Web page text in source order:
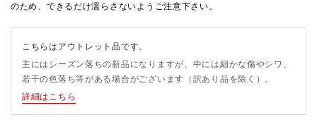
のため、できるだけ濡らさないようご注意下さい。
こちらはアウトレット品です。
主にはシーズン落ちの新品になりますが、中には細かな傷やシワ、
若干の色落ち等がある場合がございます（訳あり品を除く）。
詳細はこちら